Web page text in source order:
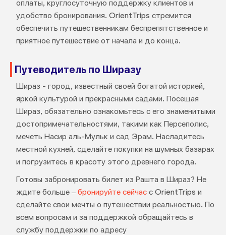
оплаты, круглосуточную поддержку клиентов и
удобство бронирования. OrientTrips стремится
обеспечить путешественникам беспрепятственное и
приятное путешествие от начала и до конца.
Путеводитель по Ширазу
Шираз - город, известный своей богатой историей,
яркой культурой и прекрасными садами. Посещая
Шираз, обязательно ознакомьтесь с его знаменитыми
достопримечательностями, такими как Персеполис,
мечеть Насир аль-Мульк и сад Эрам. Насладитесь
местной кухней, сделайте покупки на шумных базарах
и погрузитесь в красоту этого древнего города.
Готовы забронировать билет из Рашта в Шираз? Не
ждите больше – бронируйте сейчасс OrientTrips и
сделайте свои мечты о путешествии реальностью. По
всем вопросам и за поддержкой обращайтесь в
службу поддержки по адресу